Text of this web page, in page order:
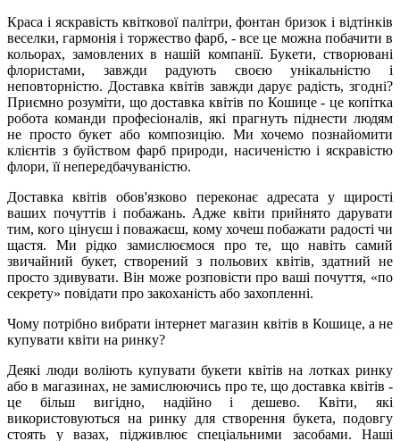
Краса і яскравість квіткової палітри, фонтан бризок і відтінків
веселки, гармонія і торжество фарб, - все це можна побачити в
кольорах, замовлених в нашій компанії. Букети, створювані
флористами, завжди радують своєю унікальністю і
неповторністю. Доставка квітів завжди дарує радість, згодні?
Приємно розуміти, що доставка квітів по Кошице - це копітка
робота команди професіоналів, які прагнуть піднести людям
не просто букет або композицію. Ми хочемо познайомити
клієнтів з буйством фарб природи, насиченістю і яскравістю
флори, її непередбачуваністю.
Доставка квітів обов'язково переконає адресата у щирості
ваших почуттів і побажань. Адже квіти прийнято дарувати
тим, кого цінуєш і поважаєш, кому хочеш побажати радості чи
щастя. Ми рідко замислюємося про те, що навіть самий
звичайний букет, створений з польових квітів, здатний не
просто здивувати. Він може розповісти про ваші почуття, «по
секрету» повідати про закоханість або захопленні.
Чому потрібно вибрати інтернет магазин квітів в Кошице, а не
купувати квіти на ринку?
Деякі люди воліють купувати букети квітів на лотках ринку
або в магазинах, не замислюючись про те, що доставка квітів -
це більш вигідно, надійно і дешево. Квіти, які
використовуються на ринку для створення букета, подовгу
стоять у вазах, підживлює спеціальними засобами. Наші